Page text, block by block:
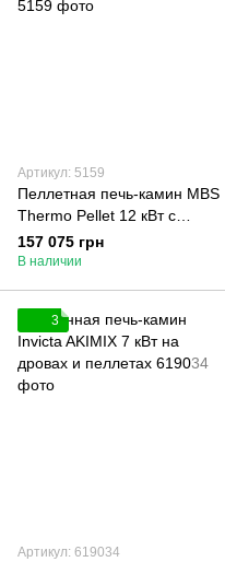
Артикул: 5159
Пеллетная печь-камин MBS
Thermo Pellet 12 кВт с
водяным контуром (серая)
157 075 грн
В наличии
3
Артикул: 619034